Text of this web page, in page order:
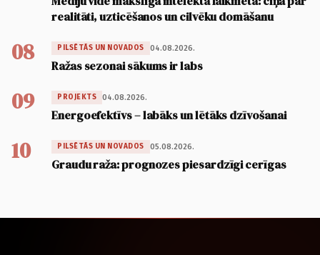
realitāti, uzticēšanos un cilvēku domāšanu
08 PILSĒTĀS UN NOVADOS 04.08.2026.
Ražas sezonai sākums ir labs
09 PROJEKTS 04.08.2026.
Energoefektīvs – labāks un lētāks dzīvošanai
10 PILSĒTĀS UN NOVADOS 05.08.2026.
Graudu raža: prognozes piesardzīgi cerīgas